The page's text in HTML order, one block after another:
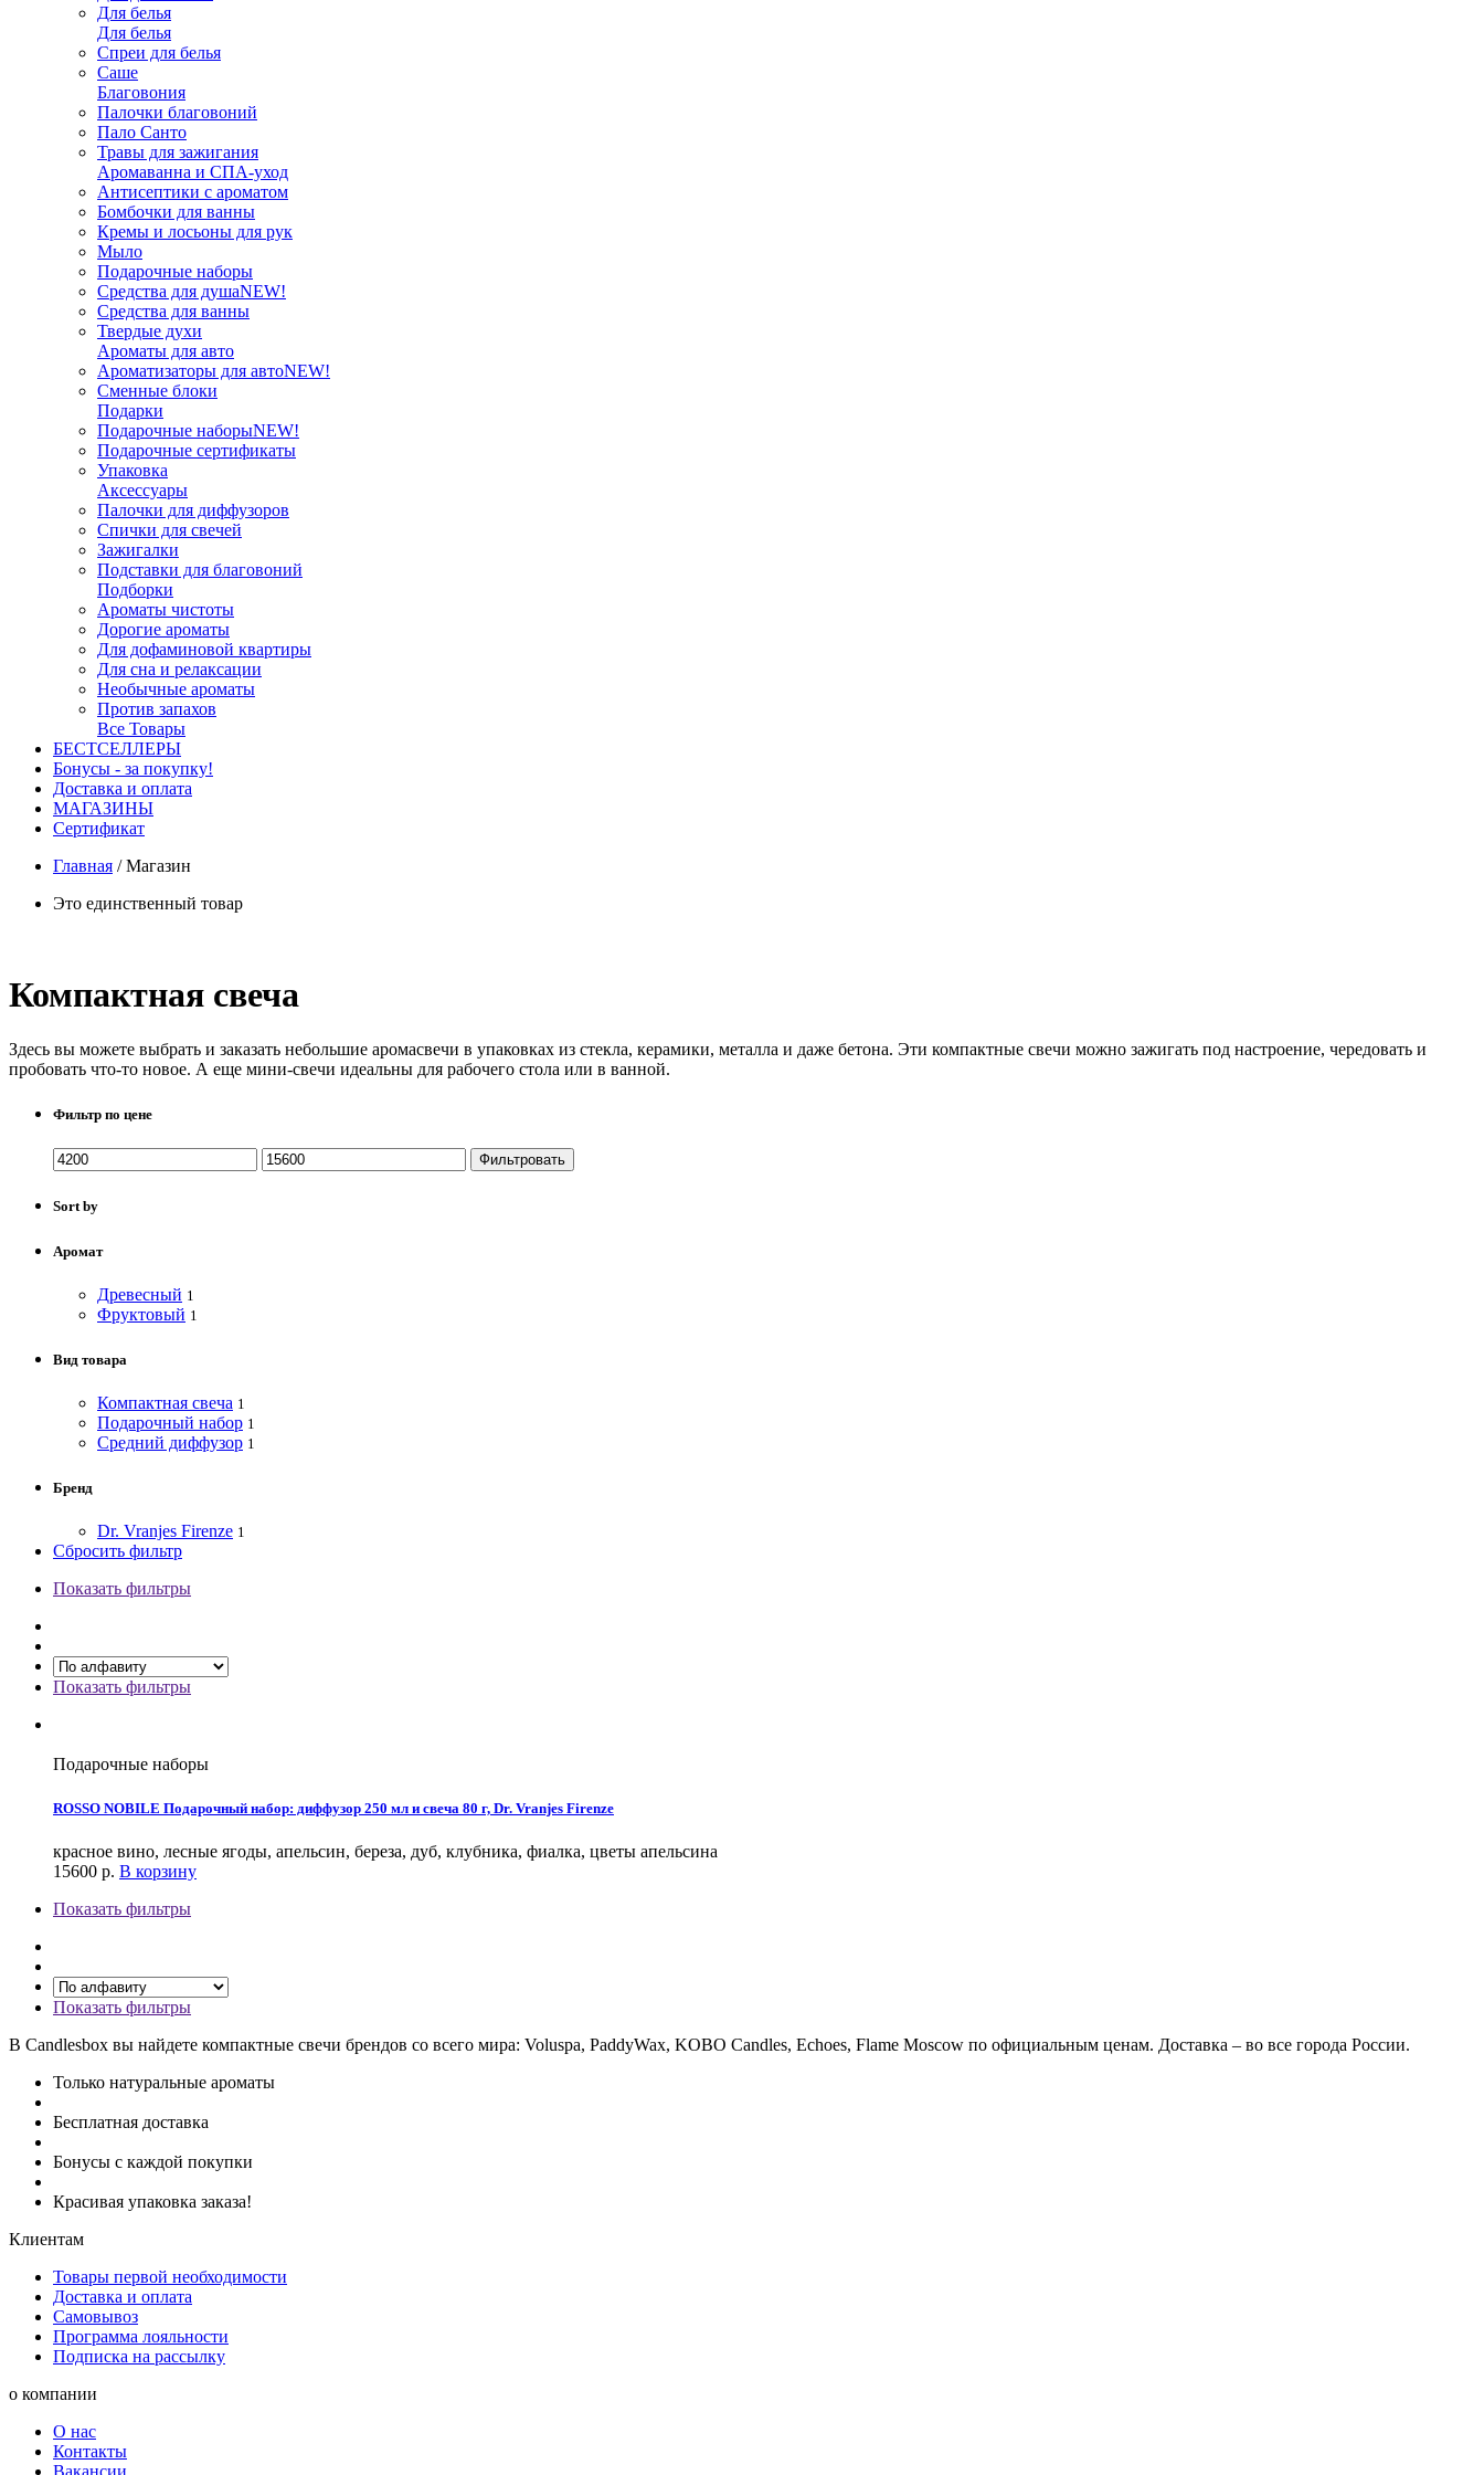
Для белья
Для белья
Спреи для белья
Саше
Благовония
Палочки благовоний
Пало Санто
Травы для зажигания
Аромаванна и СПА-уход
Антисептики с ароматом
Бомбочки для ванны
Кремы и лосьоны для рук
Мыло
Подарочные наборы
Средства для душаNEW!
Средства для ванны
Твердые духи
Ароматы для авто
Ароматизаторы для автоNEW!
Сменные блоки
Подарки
Подарочные наборыNEW!
Подарочные сертификаты
Упаковка
Аксессуары
Палочки для диффузоров
Спички для свечей
Зажигалки
Подставки для благовоний
Подборки
Ароматы чистоты
Дорогие ароматы
Для дофаминовой квартиры
Для сна и релаксации
Необычные ароматы
Против запахов
Все Товары
БЕСТСЕЛЛЕРЫ
Бонусы - за покупку!
Доставка и оплата
МАГАЗИНЫ
Cертификат
Главная /Магазин
Это единственный товар
Компактная свеча
Здесь вы можете выбрать и заказать небольшие аромасвечи в упаковках из стекла, керамики, металла и даже бетона. Эти компактные свечи можно зажигать под настроение, чередовать и
пробовать что-то новое. А еще мини-свечи идеальны для рабочего стола или в ванной.
Фильтр по цене
Фильтровать
Sort by
Аромат
Древесный 1
Фруктовый 1
Вид товара
Компактная свеча 1
Подарочный набор 1
Средний диффузор 1
Бренд
Dr. Vranjes Firenze 1
Сбросить фильтр
Показать фильтры
Показать фильтры
Подарочные наборы
ROSSO NOBILE Подарочный набор: диффузор 250 мл и свеча 80 г, Dr. Vranjes Firenze
красное вино, лесные ягоды, апельсин, береза, дуб, клубника, фиалка, цветы апельсина
15600 р. В корзину
Показать фильтры
Показать фильтры
В Candlesbox вы найдете компактные свечи брендов со всего мира: Voluspa, PaddyWax, KOBO Candles, Echoes, Flame Moscow по официальным ценам. Доставка – во все города России.
Только натуральные ароматы
Бесплатная доставка
Бонусы с каждой покупки
Красивая упаковка заказа!
Клиентам
Товары первой необходимости
Доставка и оплата
Самовывоз
Программа лояльности
Подписка на рассылку
о компании
О нас
Контакты
Вакансии